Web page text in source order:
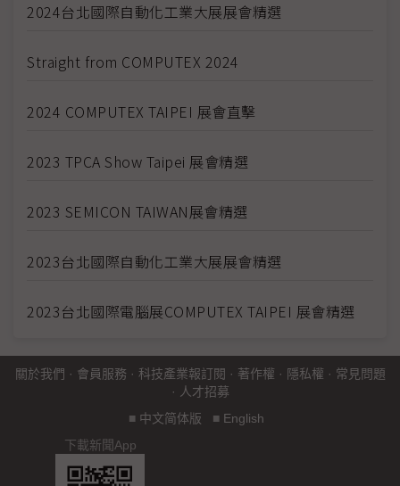
2024台北國際自動化工業大展展會精選
Straight from COMPUTEX 2024
2024 COMPUTEX TAIPEI 展會直擊
2023 TPCA Show Taipei 展會精選
2023 SEMICON TAIWAN展會精選
2023台北國際自動化工業大展展會精選
2023台北國際電腦展COMPUTEX TAIPEI 展會精選
關於我們 · 會員服務 · 科技產業報訂閱 · 著作權 · 隱私權 · 常見問題
· 人才招募
■ 中文简体版 ■ English
下載新聞App